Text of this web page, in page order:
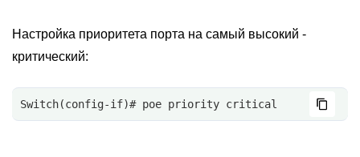
Настройка приоритета порта на самый высокий -
критический:
Switch(config-if)# poe priority critical